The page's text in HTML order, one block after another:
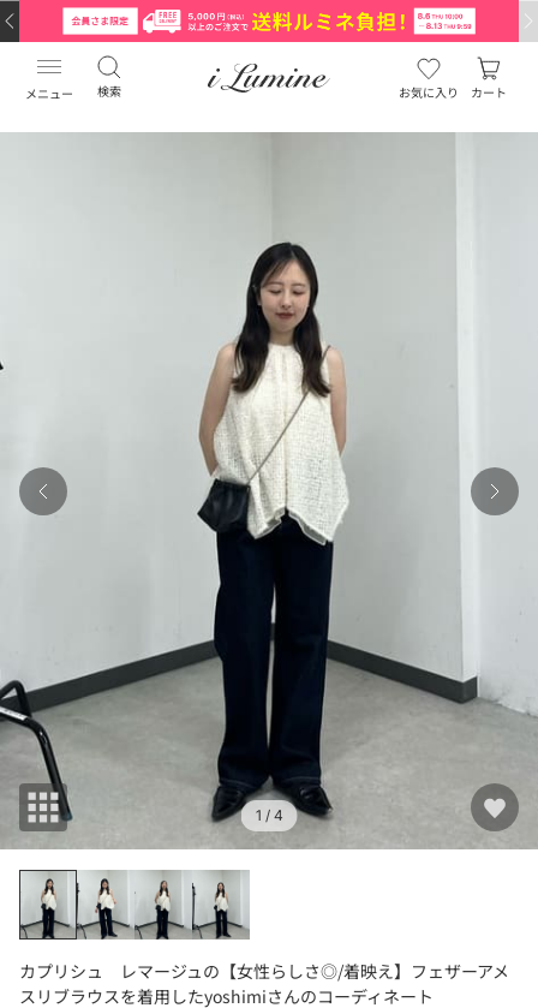
メニュー 検索 お気に入り カート
1 / 4
カプリシュ レマージュの【女性らしさ◎/着映え】フェザーアメ
スリブラウスを着用したyoshimiさんのコーディネート